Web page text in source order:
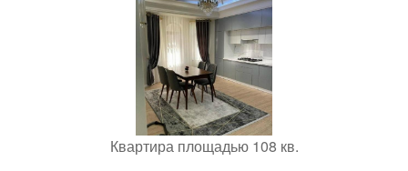
Квартира площадью 108 кв.